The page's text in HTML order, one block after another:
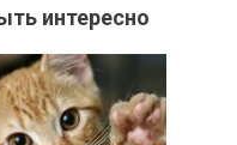
интересно